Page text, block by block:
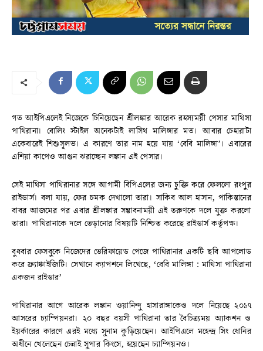
গত আইপিএলেই নিজেকে চিনিয়েছেন শ্রীলঙ্কার আরেক রহস্যময়ী পেসার মাথিসা
পাথিরানা। বোলিং স্টাইল অনেকটাই লাসিথ মালিঙ্গার মত। আবার চেহারাটা
একেবারেই শিশুসূলভ। এ কারণে তার নাম হয়ে যায় ‘বেবি মালিঙ্গা’। এবারের
এশিয়া কাপেও আগুন ঝরাচ্ছেন লঙ্কান এই পেসার।
সেই মাথিসা পাথিরানার সঙ্গে আগামী বিপিএলের জন্য চুক্তি করে ফেললো রংপুর
রাইডার্স। বলা যায়, ফের চমক দেখালো তারা। সাকিব আল হাসান, পাকিস্তানের
বাবর আজমের পর এবার শ্রীলঙ্কার সম্ভাবনাময়ী এই তরুণকে দলে যুক্ত করলো
তারা। পাথিরানাকে দলে ভেড়ানোর বিষয়টি নিশ্চিত করেছে রাইডার্স কর্তৃপক্ষ।
বুধবার ফেসবুকে নিজেদের ভেরিফায়েড পেজে পাথিরানার একটি ছবি আপলোড
করে ফ্র্যাঞ্চাইজিটি। সেখানে ক্যাপশনে লিখেছে, ‘বেবি মালিঙ্গা : মাথিসা পাথিরানা
একজন রাইডার’
পাথিরানার আগে আরেক লঙ্কান ওয়ানিন্দু হাসারাঙ্গাকেও দলে নিয়েছে ২০১৭
আসরের চ্যাম্পিয়নরা। ২০ বছর বয়সী পাথিরানা তার বৈচিত্র্যময় অ্যাকশন ও
ইয়র্কারের কারণে এরই মধ্যে সুনাম কুড়িয়েছেন। আইপিএলে মহেন্দ্র সিং ধোনির
অধীনে খেলেছেন চেন্নাই সুপার কিংসে, হয়েছেন চ্যাম্পিয়নও।